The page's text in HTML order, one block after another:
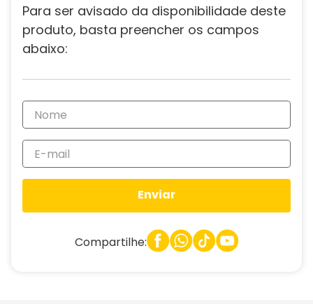
Para ser avisado da disponibilidade deste
produto, basta preencher os campos
abaixo:
Enviar
Compartilhe: